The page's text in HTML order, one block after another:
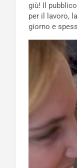
giù! Il
per il lavoro,
giorno e